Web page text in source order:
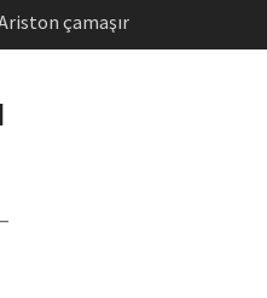
çamaşır
F5 Hatası Çözüm
Çözümü